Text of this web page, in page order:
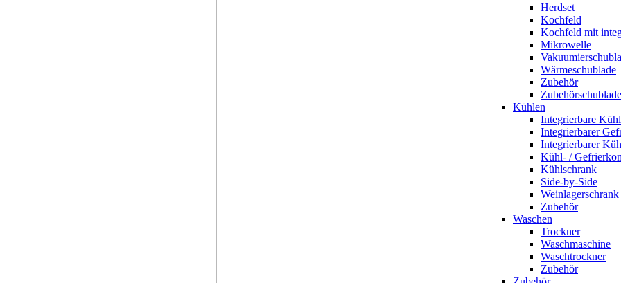
Herdset
Kochfeld
Kochfeld mit
Mikrowelle
Wärmeschublade
Zubehör
Zubehörschublade
Kühlen
Integrierbare
Integrierbarer
Integrierbarer
Kühl- /
Kühlschrank
Side-by-Side
Weinlagerschrank
Zubehör
Waschen
Trockner
Waschmaschine
Waschtrockner
Zubehör